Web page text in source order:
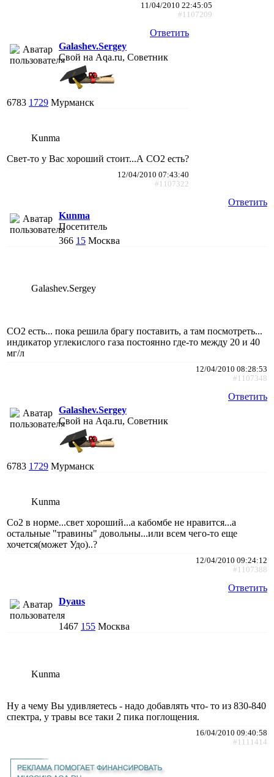
11/04/2010 22:45:05
#1107209
Ответить
Galashev.Sergey
Свой на Aqa.ru, Советник
6783 1729 Мурманск
Kunma
Свет-то у Вас хороший стоит...А СО2 есть?
12/04/2010 07:43:40
#1107322
Ответить
Kunma
Посетитель
366 15 Москва
Galashev.Sergey
CO2 есть... пока решила брагу поставить, а там посмотреть...
индикатор углекислого газа постоянно где-то между 20 и 40
мг/л
12/04/2010 08:28:53
#1107348
Ответить
Galashev.Sergey
Свой на Aqa.ru, Советник
6783 1729 Мурманск
Kunma
Со2 в норме...свет хороший...а кабомбе не нравится...а
остальные "травины" довольны...или всем чего-то еще
хочется(может Удо)..?
12/04/2010 09:24:12
#1107388
Ответить
Dyaus
1467 155 Москва
Kunma
Ну а чему Вы удивляетесь - надо добавлять что- то из 830-840
спектра, у травы все таки 2 пика поглощения.
16/04/2010 09:40:58
#1111414